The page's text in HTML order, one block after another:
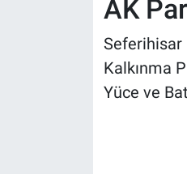
AK
Seferihisar
Kalkınma
Yüce ve